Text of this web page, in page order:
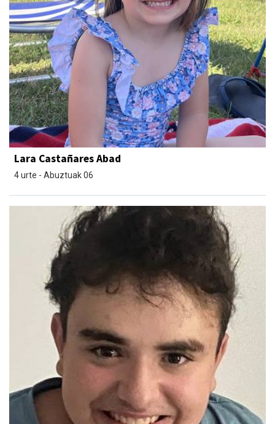
Lara Castañares Abad
4 urte - Abuztuak 06